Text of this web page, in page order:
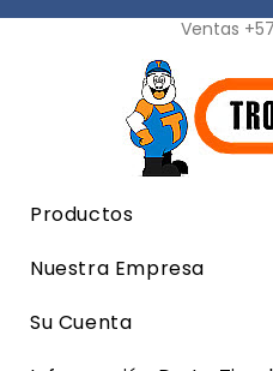
Ventas
Productos
Nuestra Empresa
Su Cuenta